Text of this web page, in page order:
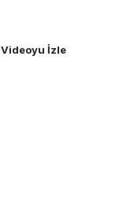
Videoyu İzle